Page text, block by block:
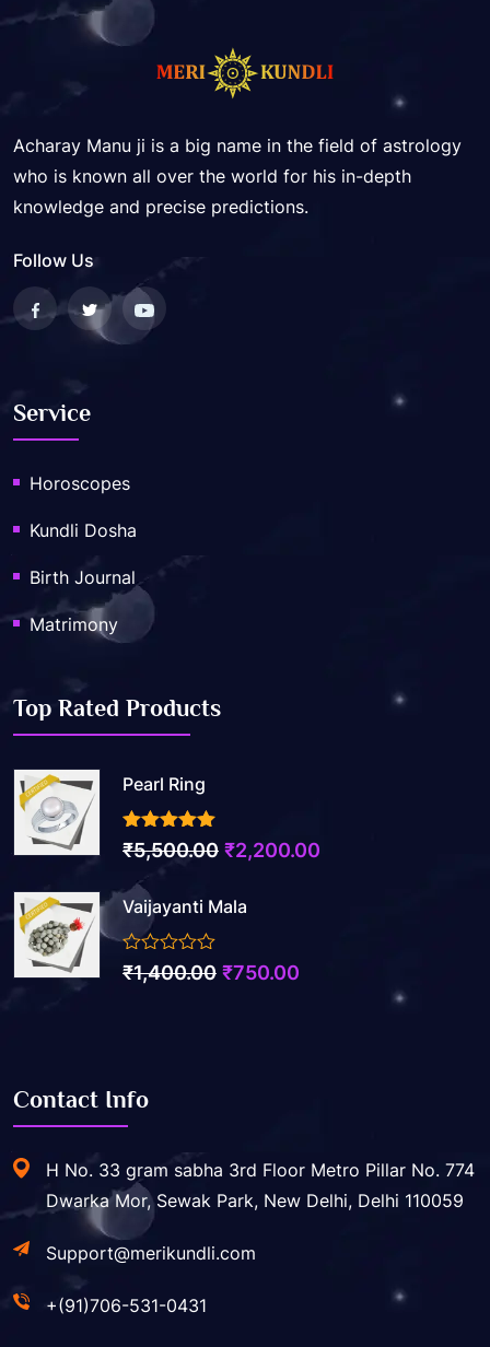
Acharay Manu ji is a big name in the field of astrology
who is known all over the world for his in-depth
knowledge and precise predictions.
Follow Us
Service
Horoscopes
Kundli Dosha
Birth Journal
Matrimony
Top Rated Products
Pearl Ring
3.50out of 5
₹5,500.00 Original
was:
₹2,200.00
Vaijayanti Mala
0
out
₹1,400.00 Original
₹750.00
Contact Info
H No. 33 gram sabha 3rd Floor Metro Pillar No. 774
Dwarka Mor, Sewak Park, New Delhi, Delhi 110059
Support@merikundli.com
+(91)706-531-0431